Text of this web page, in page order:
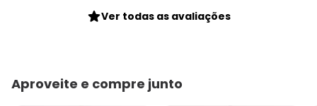
Ver todas as avaliações
Aproveite e compre junto